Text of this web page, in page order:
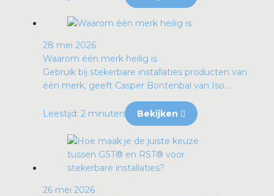
28 mei 2026
Waarom één merk heilig is
Gebruik bij stekerbare installaties producten van
één merk, geeft Casper Bontenbal van Iso...
Leestijd: 2 minuten Bekijken
26 mei 2026